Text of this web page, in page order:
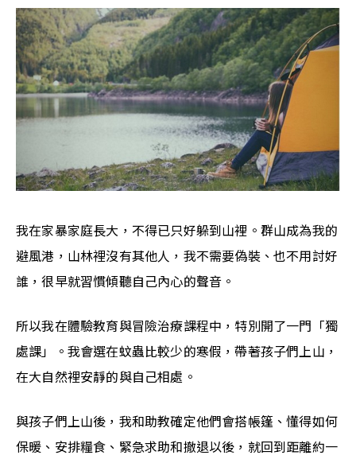
我在家暴家庭長大，不得已只好躲到山裡。群山成為我的
避風港，山林裡沒有其他人，我不需要偽裝、也不用討好
誰，很早就習慣傾聽自己內心的聲音。
所以我在體驗教育與冒險治療課程中，特別開了一門「獨
處課」。我會選在蚊蟲比較少的寒假，帶著孩子們上山，
在大自然裡安靜的與自己相處。
與孩子們上山後，我和助教確定他們會搭帳篷、懂得如何
保暖、安排糧食、緊急求助和撤退以後，就回到距離約一